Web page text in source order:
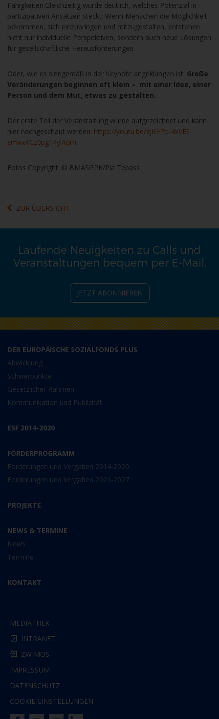
Fähigkeiten.Gleichzeitig wurde deutlich, welches Potenzial in
partizipativen Ansätzen steckt: Wenn Menschen die Möglichkeit
bekommen, sich einzubringen und mitzugestalten, entstehen
nicht nur individuelle Perspektiven, sondern auch neue Lösungen
für gesellschaftliche Herausforderungen.
Oder, wie es sinngemäß in der Keynote angeklungen ist: Große
Veränderungen beginnen oft klein – mit einer Idee, einer
Person und dem Mut, etwas zu gestalten.
Der erste Teil der Veranstaltung wurde aufgezeichnet und kann
hier nachgeschaut werden: https://youtu.be/zjKHPc-4xVE?
si=wxKCz0pg14ylAdrh
Fotos Copyright: © BMASGPK/Pia Tepass
ZUR ÜBERSICHT
Laufende Neuigkeiten zu Calls und
Veranstaltungen bequem per E-Mail.
JETZT ABONNIEREN
DER EUROPÄISCHE SOZIALFONDS PLUS
Abwicklung
Schwerpunkte
Gesetzlicher Rahmen
Kommunikation und Publizität
ESF 2014-2020
FÖRDERPROGRAMM
Förderungen und Vergaben 2014-2020
Förderungen und Vergaben 2021-2027
PROJEKTE
NEWS & TERMINE
News
Termine
KONTAKT
MEDIATHEK
INTRANET
ZWIMOS
IMPRESSUM
DATENSCHUTZ
COOKIE-EINSTELLUNGEN